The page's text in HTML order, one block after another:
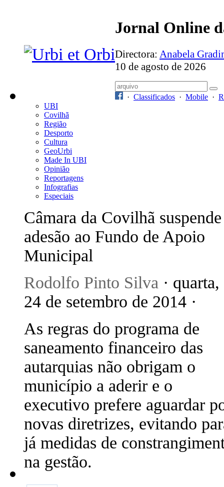
Jornal Online
Directora: Anabela
10 de agosto de 2026
· Classificados · Mobile ·
UBI
Covilhã
Região
Desporto
Cultura
GeoUrbi
Made In UBI
Opinião
Reportagens
Infografias
Especiais
Câmara da Covilhã suspende
adesão ao Fundo de Apoio
Municipal
Rodolfo Pinto Silva · quarta,
24 de setembro de 2014 ·
As regras do programa de
saneamento financeiro das
autarquias não obrigam o
município a aderir e o
executivo prefere aguardar
novas diretrizes, evitando
já medidas de
na gestão.